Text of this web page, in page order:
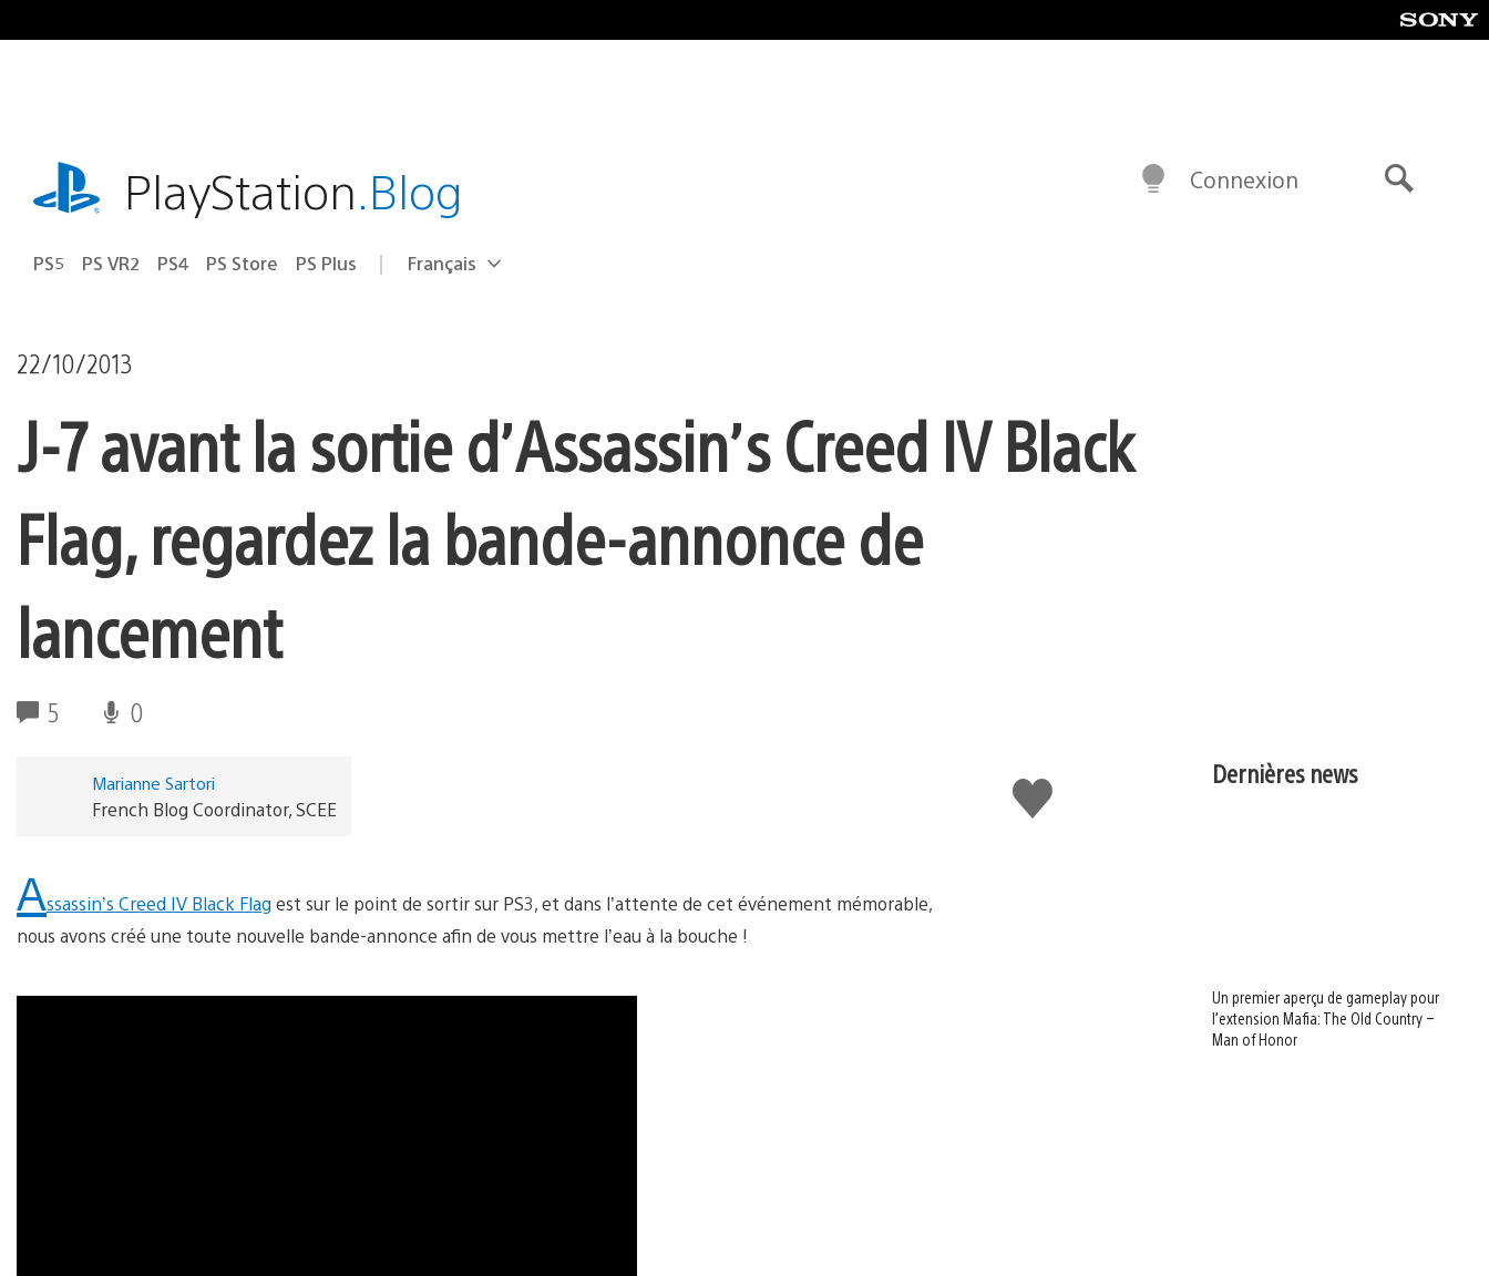
au
playstation.comPlayStation.Blog
PS5 PS VR2 PS4 PS Store PS Plus Choisir
Région
Français
Connexion
22/10/2013
J-7 avant la sortie d’Assassin’s Creed IV Black
Flag, regardez la bande-annonce de
lancement
5 0
J'aime
Marianne Sartori
French Blog Coordinator, SCEE
Assassin’s Creed IV Black Flag est sur le point de sortir sur PS3, et dans l’attente de cet événement mémorable,
nous avons créé une toute nouvelle bande-annonce afin de vous mettre l’eau à la bouche !
Dernières news
Un premier aperçu de gameplay pour
l’extension Mafia: The Old Country –
Man of Honor